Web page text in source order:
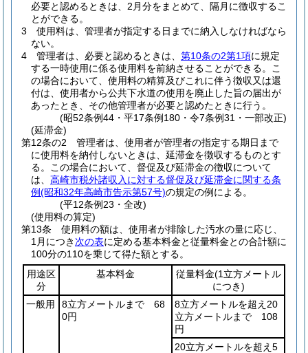
必要と認めるときは、2月分をまとめて、隔月に徴収するこ
とができる。
3
使用料は、管理者が指定する日までに納入しなければなら
ない。
4
管理者は、必要と認めるときは、 第10条の2第1項に規定
する一時使用に係る使用料を前納させることができる。
こ
の場合において、使用料の精算及びこれに伴う徴収又は還
付は、使用者から公共下水道の使用を廃止した旨の届出が
あったとき、その他管理者が必要と認めたときに行う。
(昭52条例44・平17条例180・令7条例31・一部改正)
(延滞金)
第12条の2
管理者は、使用者が管理者の指定する期日まで
に使用料を納付しないときは、延滞金を徴収するものとす
る。
この場合において、督促及び延滞金の徴収について
は、 高崎市税外諸収入に対する督促及び延滞金に関する条
例(昭和32年高崎市告示第57号)の規定の例による。
(平12条例23・全改)
(使用料の算定)
第13条
使用料の額は、使用者が排除した汚水の量に応じ、
1月につき 次の表に定める基本料金と従量料金との合計額に
100分の110を乗じて得た額とする。
用途区
分
基本料金 従量料金(1立方メートル
につき)
一般用
8立方メートルまで 68
0円
8立方メートルを超え20
立方メートルまで 108
円
20立方メートルを超え5